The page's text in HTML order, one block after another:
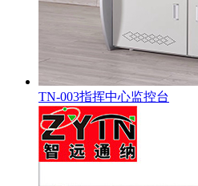
TN-003指挥中心监控台